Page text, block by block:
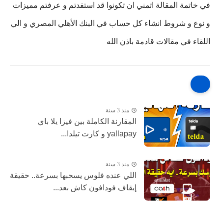
في خاتمة المقالة اتمني ان تكونوا قد استفدتم و عرفتم مميزات
و نوع و شروط انشاء كل حساب في البنك الأهلي المصري و الي
اللقاء في مقالات قادمة باذن الله
منذ 3 سنة
المقارنة الكاملة بين فيزا يلا باي
yallapay و كارت تيلدا...
منذ 3 سنة
اللي عنده فلوس يسحبها بسرعة.. حقيقة
إيقاف فودافون كاش بعد...